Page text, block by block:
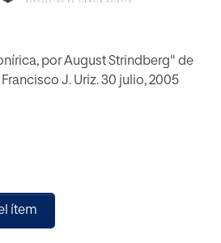
por August Strindberg" de
August Strindberg, por Francisco J. Uriz. 30 julio, 2005
ítem